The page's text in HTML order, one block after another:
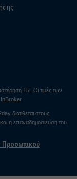
15’. Οι τιμές των
InBroker
διατίθεται στους
η επαναδημοσίευσή του
Προσωπικού